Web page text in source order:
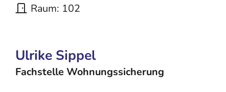
Raum 102
Ulrike Sippel
Fachstelle Wohnungssicherung